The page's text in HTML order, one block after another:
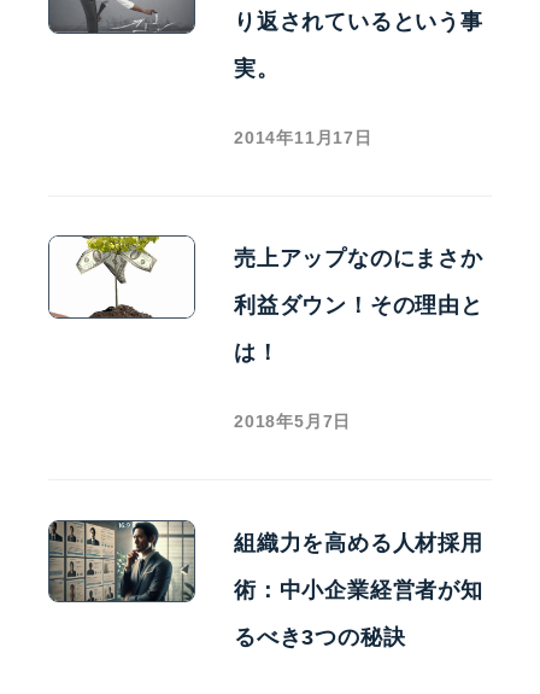
り返されているという事
実。
2014年11月17日
売上アップなのにまさか
利益ダウン！その理由と
は！
2018年5月7日
組織力を高める人材採用
術：中小企業経営者が知
るべき3つの秘訣